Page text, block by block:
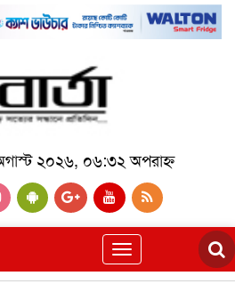
২০২৬, ০৬:৩২ অপরাহ্ন
Toggle
navigation